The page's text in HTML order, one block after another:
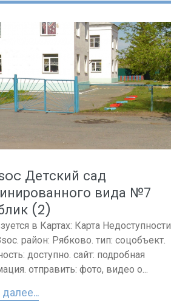
Детский сад
вида №7
(2)
в Картах: Карта Недоступности
район: Рябково. тип: соцобъект.
доступно. сайт: подробная
отправить: фото, видео о...